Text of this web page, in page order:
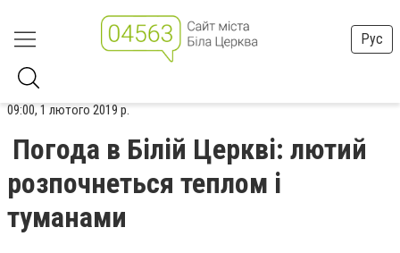
Рус
09:00, 1 лютого 2019 р.
Погода в Білій Церкві: лютий
розпочнеться теплом і
туманами